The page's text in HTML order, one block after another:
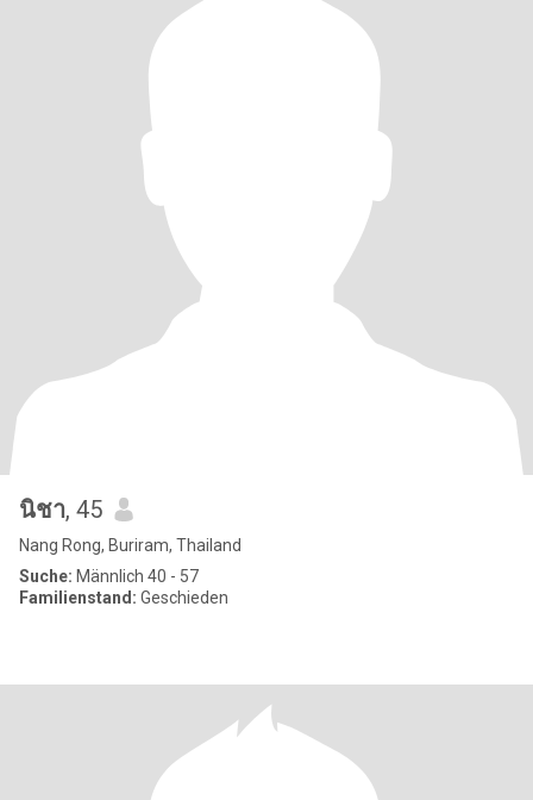
นิชา, 45
Nang Rong, Buriram, Thailand
Suche: Männlich 40 - 57
Familienstand: Geschieden